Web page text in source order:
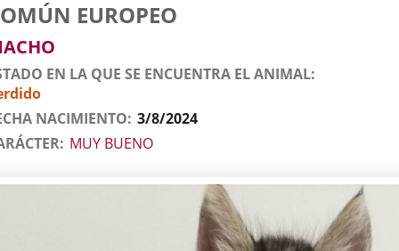
EUROPEO
EN LA QUE SE ENCUENTRA EL ANIMAL
NACIMIENTO 3/8/2024
MUY BUENO